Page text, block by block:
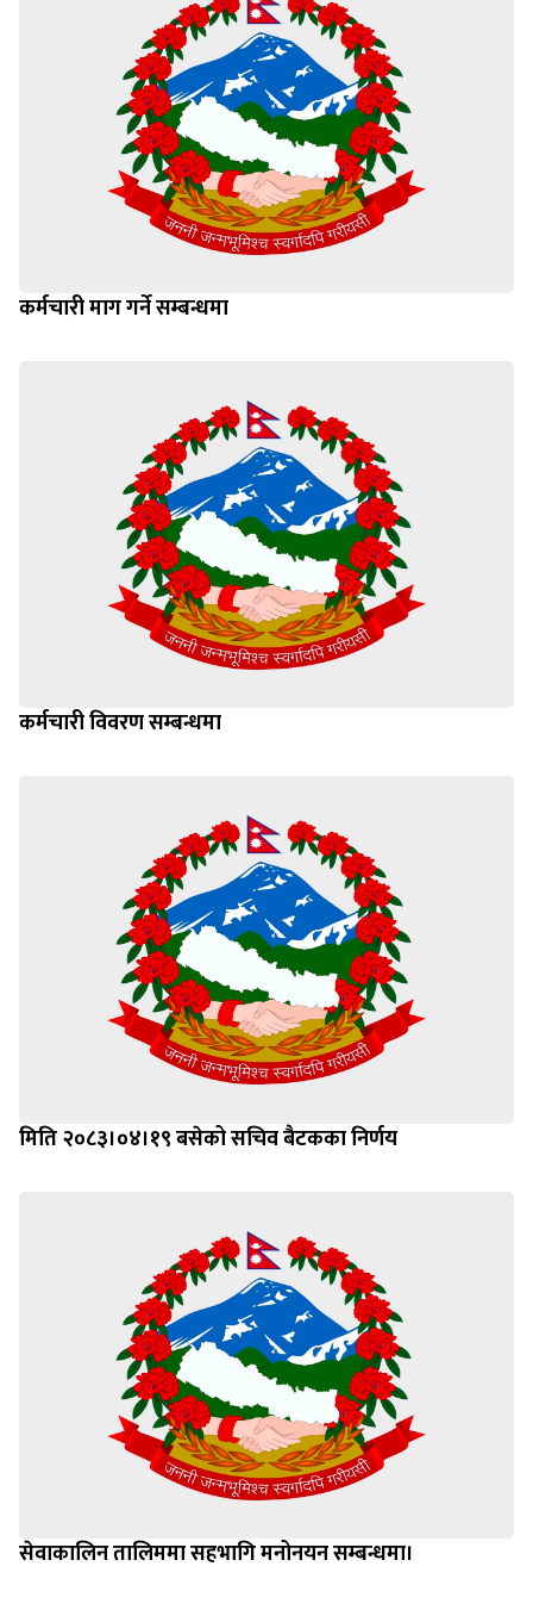
कर्मचारी माग गर्ने सम्बन्धमा
कर्मचारी विवरण सम्बन्धमा
मिति २०८३।०४।१९ बसेको सचिव बैटकका निर्णय
सेवाकालिन तालिममा सहभागि मनोनयन सम्बन्धमा।